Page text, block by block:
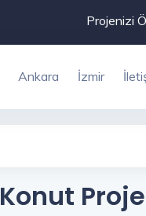
Projenizi
Ankara İzmir
Konut